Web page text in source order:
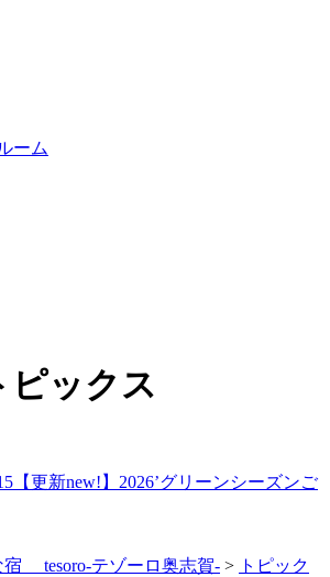
ーム
ピックス
【更新new!】2026’グリーンシーズンご
宿 tesoro-テゾーロ奥志賀- > トピック